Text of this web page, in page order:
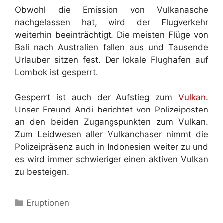
Obwohl die Emission von Vulkanasche
nachgelassen hat, wird der Flugverkehr
weiterhin beeinträchtigt. Die meisten Flüge von
Bali nach Australien fallen aus und Tausende
Urlauber sitzen fest. Der lokale Flughafen auf
Lombok ist gesperrt.
Gesperrt ist auch der Aufstieg zum Vulkan.
Unser Freund Andi berichtet von Polizeiposten
an den beiden Zugangspunkten zum Vulkan.
Zum Leidwesen aller Vulkanchaser nimmt die
Polizeipräsenz auch in Indonesien weiter zu und
es wird immer schwieriger einen aktiven Vulkan
zu besteigen.
Kategorien
Eruptionen